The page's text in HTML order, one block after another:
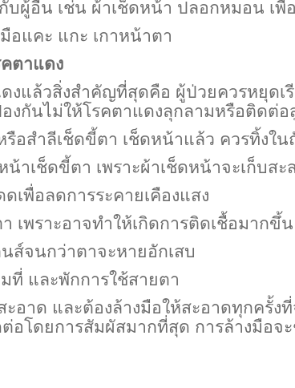
บผู้อื่น เช่น ผ้าเช็ดหน้า ปลอกหมอน เพื่
อแคะ แกะ เกาหน้าตา
ตาแดง
งแล้วสิ่งสำคัญที่สุดคือ ผู้ป่วยควรหยุด
งกันไม่ให้โรคตาแดงลุกลามหรือติดต่
รือสำลีเช็ดขี้ตา เช็ดหน้าแล้ว ควรทิ้งใ
น้าเช็ดขี้ตา เพราะผ้าเช็ดหน้าจะเก็บส
เพื่อลดการระคายเคืองแสง
เพราะอาจทำให้เกิดการติดเชื้อมากขึ้น
ส์จนกว่าตาจะหายอักเสบ
ที่ และพักการใช้สายตา
อาด และต้องล้างมือให้สะอาดทุกครั้ง
อโดยการสัมผัสมากที่สุด การล้างมือจ